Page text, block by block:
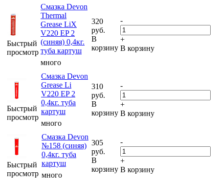
Быстрый
просмотр
Смазка Devon
Thermal
Grease LiX
V220 EP 2
(синяя) 0,4кг.
туба картуш
много
320
руб.
В
корзину
-
+
В корзину
Быстрый
просмотр
Смазка Devon
Grease Li
V220 EP 2
0,4кг. туба
картуш
много
310
руб.
В
корзину
-
+
В корзину
Быстрый
просмотр
Смазка Devon
№158 (синяя)
0,4кг. туба
картуш
много
305
руб.
В
корзину
-
+
В корзину